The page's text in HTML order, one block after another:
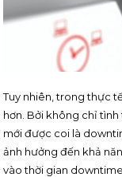
Tuy nhiên, trong thực
hơn. Bởi không chỉ
mới được coi là
ảnh hưởng đến khả
vào thời gian